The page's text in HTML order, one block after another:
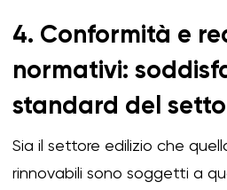
4. Conformità e
normativi:
standard del
Sia il settore edilizio che
rinnovabili sono soggetti a